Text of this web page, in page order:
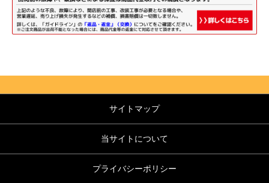
サイトマップ
当サイトについて
プライバシーポリシー